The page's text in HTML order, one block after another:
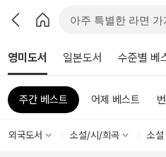
영미도서 일본도서 수준별 베
주간 베스트 어제 베스트
외국도서 소설/시/희곡 소설